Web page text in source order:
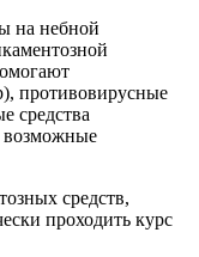
на небной
противовирусные
средства
возможные
средств,
проходить курс